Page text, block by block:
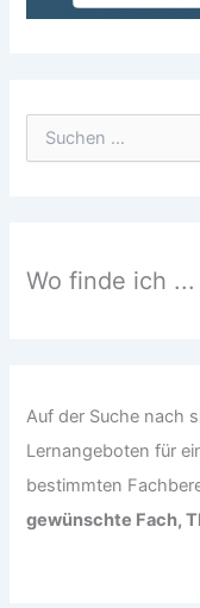
n
a
Wo finde ich ...
Auf der Suche nach
Lernangeboten für
bestimmten
gewünschte Fach,